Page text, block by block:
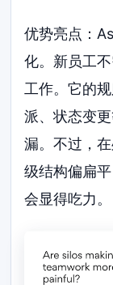
优势亮点：
化。新员工
工作。它的
派、状态变
漏。不过，
级结构偏扁
会显得吃力。